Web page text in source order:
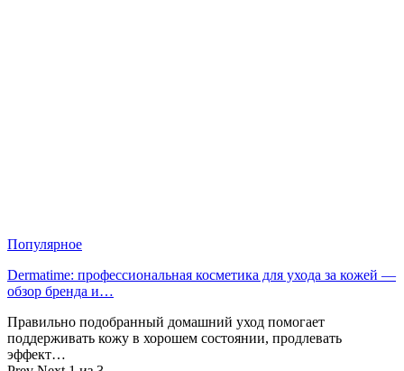
Популярное
Dermatime: профессиональная косметика для ухода за кожей —
обзор бренда и…
Правильно подобранный домашний уход помогает
поддерживать кожу в хорошем состоянии, продлевать
эффект…